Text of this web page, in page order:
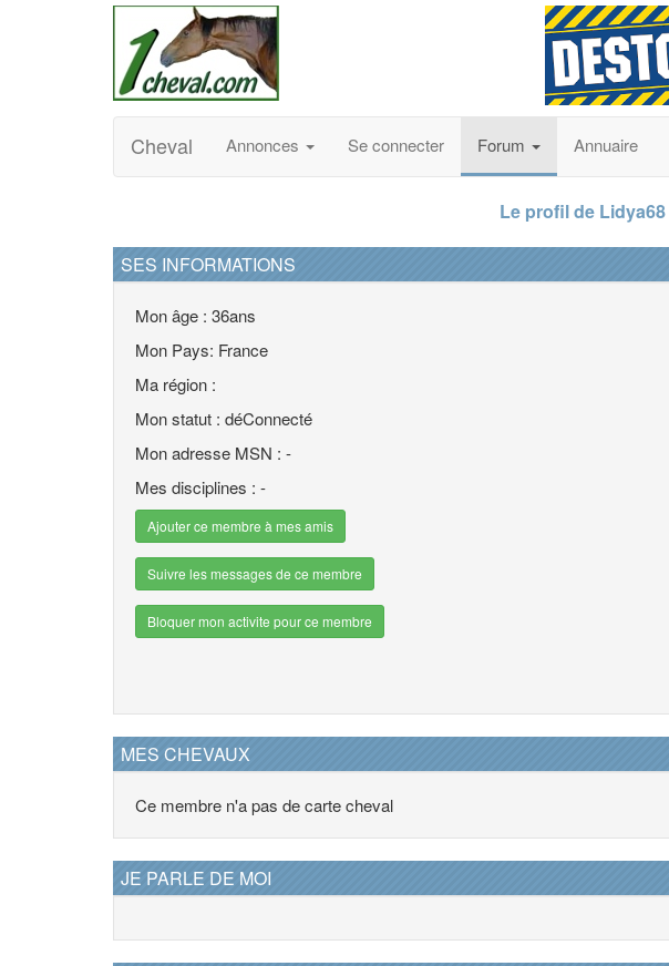
Cheval Annonces Se connecter Forum Annuaire
Le profil de Lidya68
SES INFORMATIONS
Mon âge : 36ans
Mon Pays: France
Ma région :
Mon statut : déConnecté
Mon adresse MSN : -
Mes disciplines : -
Ajouter ce membre à mes amis
Suivre les messages de ce membre
Bloquer mon activite pour ce membre
MES CHEVAUX
Ce membre n'a pas de carte cheval
JE PARLE DE MOI